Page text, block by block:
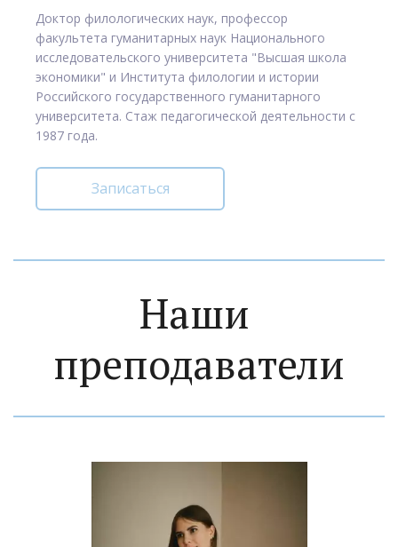
Доктор филологических наук, профессор
факультета гуманитарных наук Национального
исследовательского университета "Высшая школа
экономики" и Института филологии и истории
Российского государственного гуманитарного
университета. Стаж педагогической деятельности с
1987 года.
Записаться
Наши
преподаватели